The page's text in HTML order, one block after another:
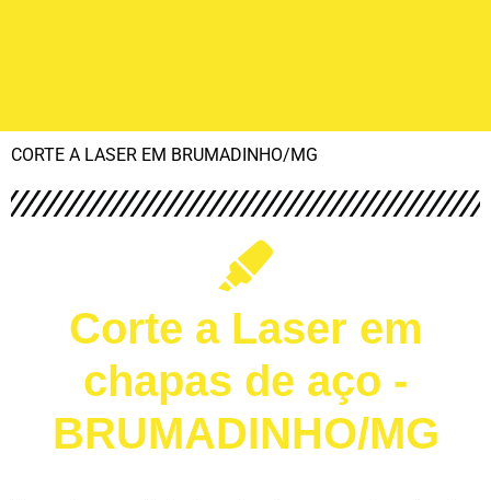
CORTE A LASER EM BRUMADINHO/MG
Corte a Laser em
chapas de aço -
BRUMADINHO/MG